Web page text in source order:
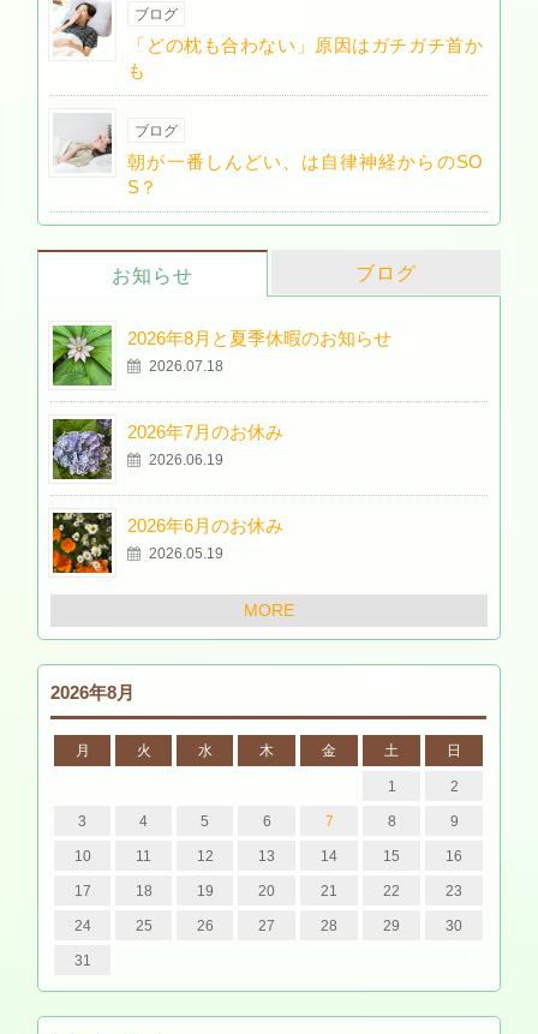
ブログ
「どの枕も合わない」原因はガチガチ首か
も
ブログ
朝が一番しんどい、は自律神経からのSO
S？
お知らせ ブログ
2026年8月と夏季休暇のお知らせ
2026.07.18
2026年7月のお休み
2026.06.19
2026年6月のお休み
2026.05.19
MORE
2026年8月
月 火 水 木 金 土 日
1 2
3 4 5 6 7 8 9
10 11 12 13 14 15 16
17 18 19 20 21 22 23
24 25 26 27 28 29 30
31